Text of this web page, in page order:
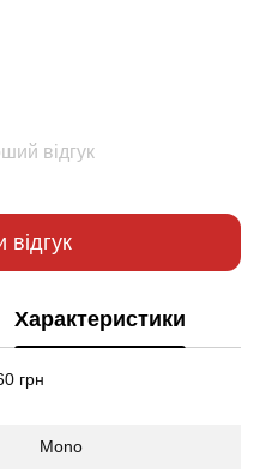
відгук
відгук
Характеристики
грн
Mono